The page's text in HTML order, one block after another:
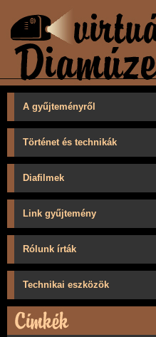
A gyűjteményről
Történet és technikák
Diafilmek
Link gyűjtemény
Rólunk írták
Technikai eszközök